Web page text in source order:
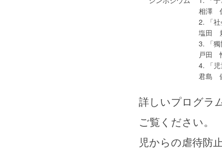
相澤
2. 「
塩田
3. 「
戸田
4. 「
君島
詳しいプログラ
ご覧ください。
児からの虐待防